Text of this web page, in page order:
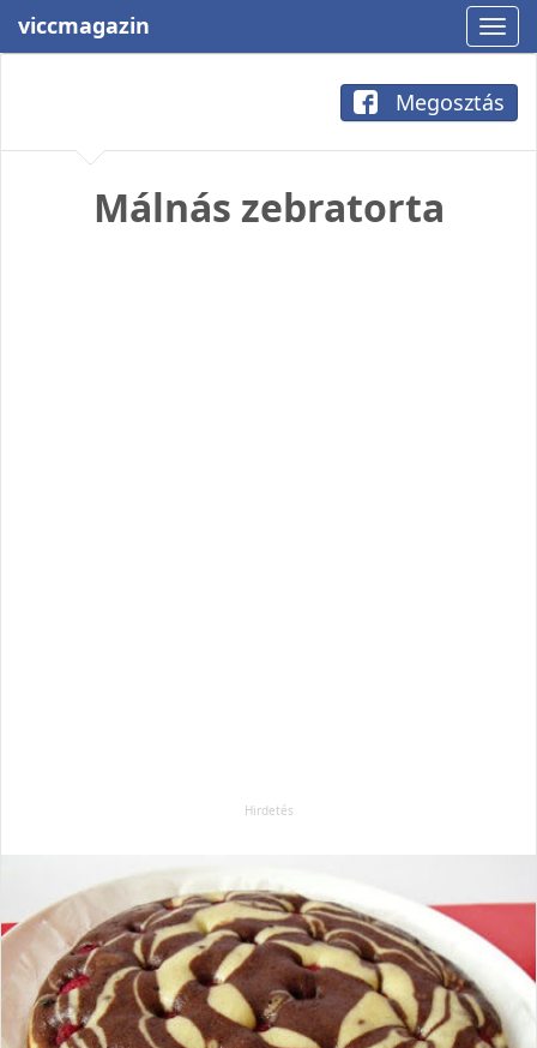
viccmagazin
Megosztás
Málnás zebratorta